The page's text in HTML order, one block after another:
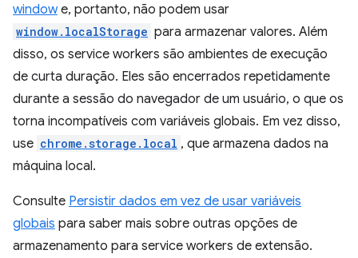
windowe, portanto, não podem usar
window.localStorage para armazenar valores. Além
disso, os service workers são ambientes de execução
de curta duração. Eles são encerrados repetidamente
durante a sessão do navegador de um usuário, o que os
torna incompatíveis com variáveis globais. Em vez disso,
use chrome.storage.local , que armazena dados na
máquina local.
Consulte Persistir dados em vez de usar variáveis
globais para saber mais sobre outras opções de
armazenamento para service workers de extensão.